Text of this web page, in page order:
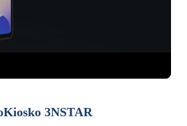
3NSTAR